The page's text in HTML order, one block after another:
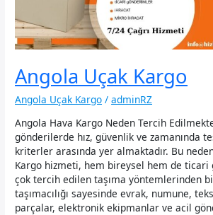
Angola Uçak Kargo
Angola Uçak Kargo /adminRZ
Angola Hava Kargo Neden Tercih
gönderilerde hız, güvenlik ve zamanında
kriterler arasında yer almaktadır. Bu
Kargo hizmeti, hem bireysel hem de
çok tercih edilen taşıma yöntemlerinden
taşımacılığı sayesinde evrak, numune,
parçalar, elektronik ekipmanlar ve acil